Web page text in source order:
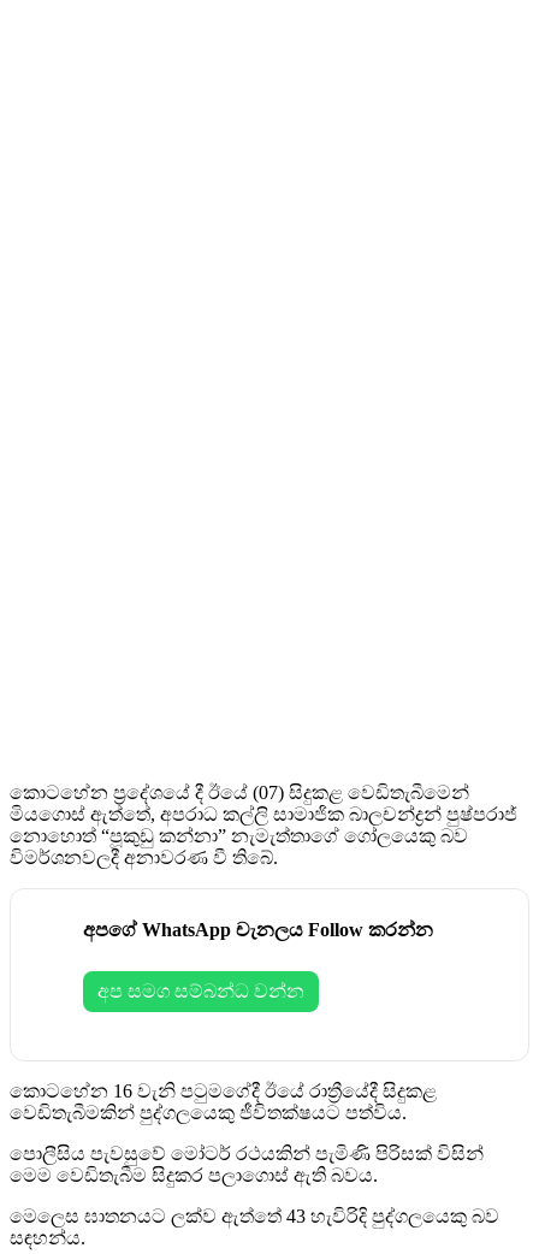
කොටහේන ප්‍රදේශයේ දී ඊයේ (07) සිදුකළ වෙඩිතැබීමෙන්
මියගොස් ඇත්තේ, අපරාධ කල්ලි සාමාජික බාලචන්ද්‍රන් පුෂ්පරාජ්
නොහොත් “පූකුඩු කන්නා” නැමැත්තාගේ ගෝලයෙකු බව
විමර්ශනවලදී අනාවරණ වී තිබේ.
අපගේ WhatsApp චැනලය Follow කරන්න
අප සමග සම්බන්ධ වන්න
කොටහේන 16 වැනි පටුමගේදී ඊයේ රාත්‍රීයේදී සිදුකළ
වෙඩිතැබීමකින් පුද්ගලයෙකු ජීවිතක්ෂයට පත්විය.
පොලීසිය පැවසුවේ මෝටර් රථයකින් පැමිණි පිරිසක් විසින්
මෙම වෙඩිතැබීම සිදුකර පලාගොස් ඇති බවය.
මෙලෙස ඝාතනයට ලක්ව ඇත්තේ 43 හැවිරිදි පුද්ගලයෙකු බව
සඳහන්ය.